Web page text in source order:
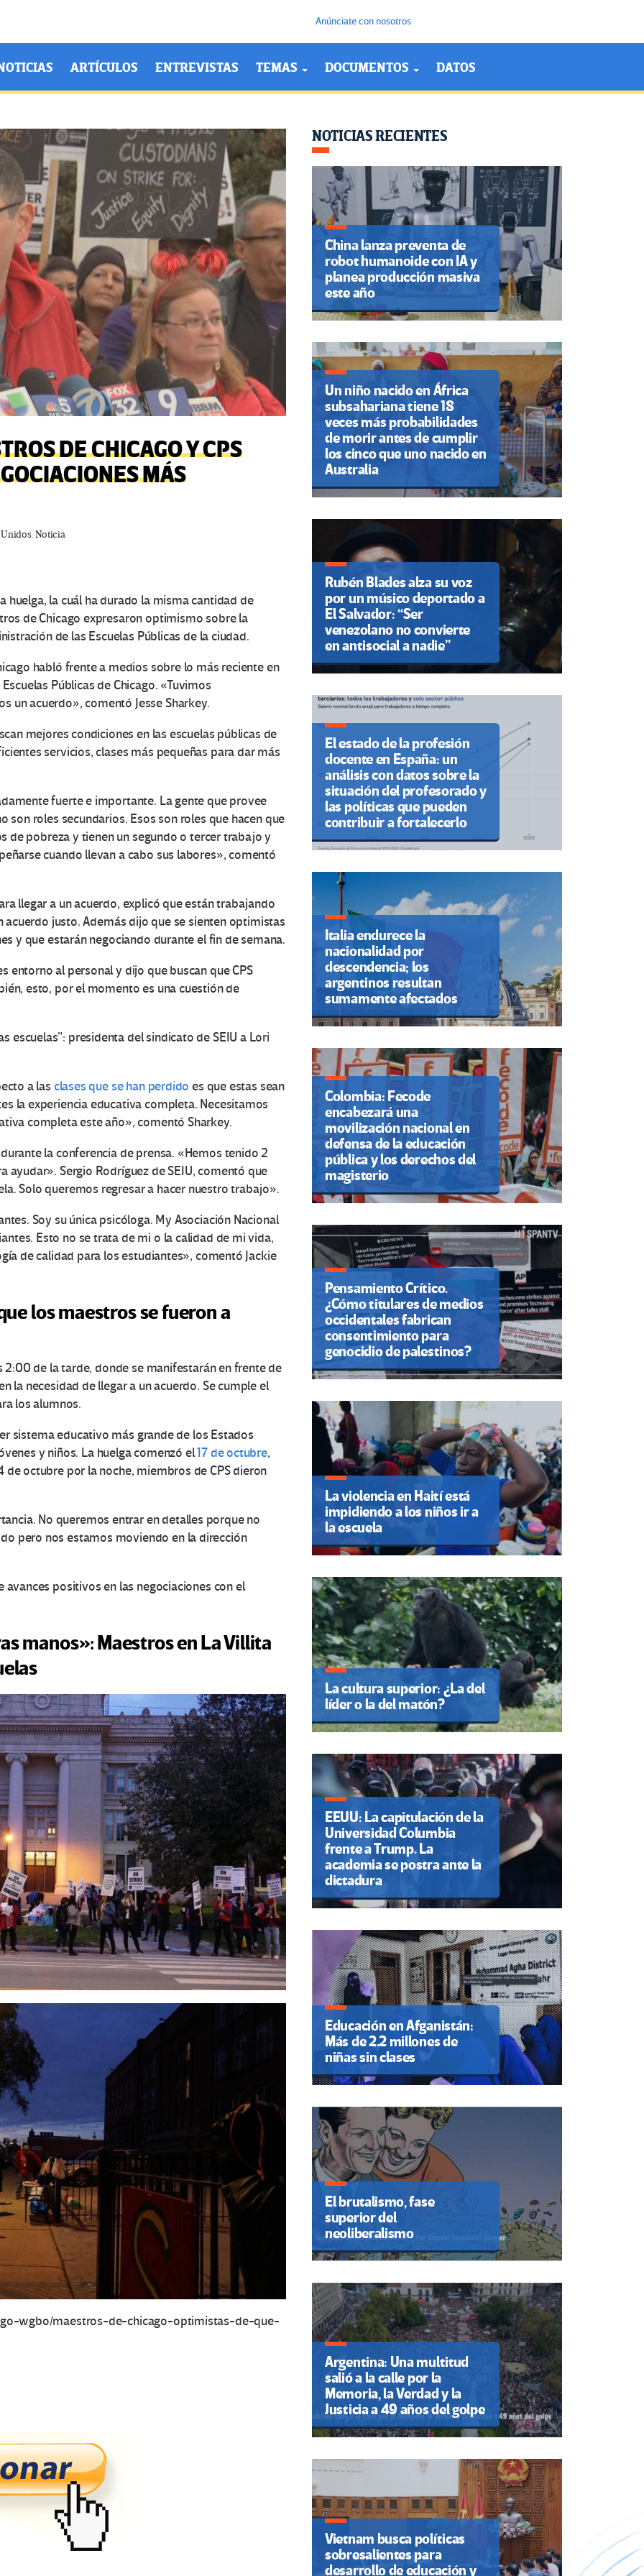
Anúnciate con nosotros
ARTÍCULOS ENTREVISTAS TEMAS DOCUMENTOS DATOS
DE CHICAGO Y CPS
MÁS
Unidos,Noticia
huelga, la cuál ha durado la misma cantidad de
de Chicago expresaron optimismo sobre la
de las Escuelas Públicas de la ciudad.
habló frente a medios sobre lo más reciente en
Públicas de Chicago. «Tuvimos
un acuerdo», comentó Jesse Sharkey.
mejores condiciones en las escuelas públicas de
servicios, clases más pequeñas para dar más
fuerte e importante. La gente que provee
son roles secundarios. Esos son roles que hacen que
de pobreza y tienen un segundo o tercer trabajo y
cuando llevan a cabo sus labores», comentó
llegar a un acuerdo, explicó que están trabajando
justo. Además dijo que se sienten optimistas
y que estarán negociando durante el fin de semana.
entorno al personal y dijo que buscan que CPS
esto, por el momento es una cuestión de
presidenta del sindicato de SEIU a Lori
a las clases que se han perdido es que estas sean
la experiencia educativa completa. Necesitamos
completa este año», comentó Sharkey.
la conferencia de prensa. «Hemos tenido 2
Sergio Rodríguez de SEIU, comentó que
Solo queremos regresar a hacer nuestro trabajo».
Soy su única psicóloga. My Asociación Nacional
Esto no se trata de mi o la calidad de mi vida,
de calidad para los estudiantes», comentó Jackie
los maestros se fueron a
2:00 de la tarde, donde se manifestarán en frente de
la necesidad de llegar a un acuerdo. Se cumple el
los alumnos.
sistema educativo más grande de los Estados
y niños. La huelga comenzó el17 de octubre,
de octubre por la noche, miembros de CPS dieron
No queremos entrar en detalles porque no
pero nos estamos moviendo en la dirección
avances positivos en las negociaciones con el
manos»: Maestros en La Villita
wgbo/maestros-de-chicago-optimistas-de-que-
NOTICIAS RECIENTES
China lanza preventa de
robot humanoide con IA y
planea producción masiva
este año
Un niño nacido en África
subsahariana tiene 18
veces más probabilidades
de morir antes de cumplir
los cinco que uno nacido en
Australia
Rubén Blades alza su voz
por un músico deportado a
El Salvador: “Ser
venezolano no convierte
en antisocial a nadie”
El estado de la profesión
docente en España: un
análisis con datos sobre la
situación del profesorado y
las políticas que pueden
contribuir a fortalecerlo
Italia endurece la
nacionalidad por
descendencia; los
argentinos resultan
sumamente afectados
Colombia: Fecode
encabezará una
movilización nacional en
defensa de la educación
pública y los derechos del
magisterio
Pensamiento Crítico.
¿Cómo titulares de medios
occidentales fabrican
consentimiento para
genocidio de palestinos?
La violencia en Haití está
impidiendo a los niños ir a
la escuela
La cultura superior: ¿La del
líder o la del matón?
EEUU: La capitulación de la
Universidad Columbia
frente a Trump. La
academia se postra ante la
dictadura
Educación en Afganistán:
Más de 2.2 millones de
niñas sin clases
El brutalismo, fase
superior del
neoliberalismo
Argentina: Una multitud
salió a la calle por la
Memoria, la Verdad y la
Justicia a 49 años del golpe
Vietnam busca políticas
sobresalientes para
desarrollo de educación y